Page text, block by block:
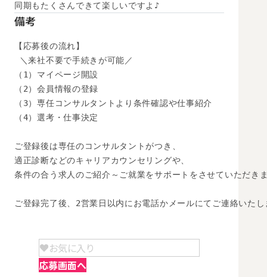
同期もたくさんできて楽しいですよ♪
備考
【応募後の流れ】
＼来社不要で手続きが可能／
（1）マイページ開設
（2）会員情報の登録
（3）専任コンサルタントより条件確認や仕事紹介
（4）選考・仕事決定
ご登録後は専任のコンサルタントがつき、
適正診断などのキャリアカウンセリングや、
条件の合う求人のご紹介～ご就業をサポートをさせていただき
ご登録完了後、2営業日以内にお電話かメールにてご連絡いたし
お気に入り
応募画面へ